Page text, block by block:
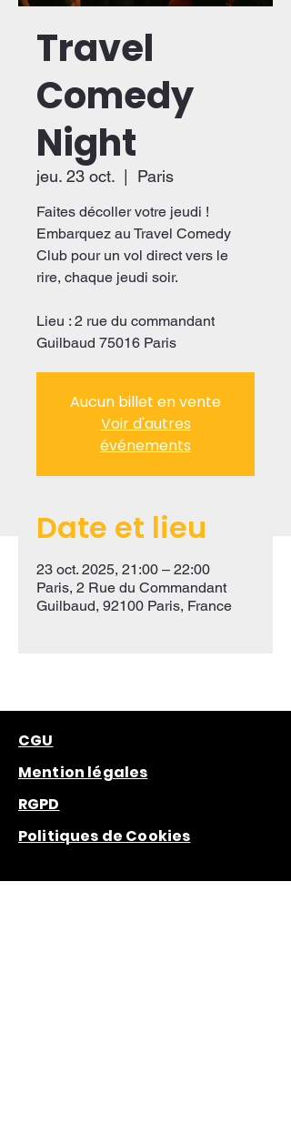
Travel
Comedy
Night
jeu. 23 oct.
  |
Paris
Faites décoller votre jeudi !
Embarquez au Travel Comedy
Club pour un vol direct vers le
rire, chaque jeudi soir.
Lieu : 2 rue du commandant
Guilbaud 75016 Paris
Aucun billet en vente
Voir d'autres
événements
Date et lieu
23 oct. 2025, 21:00 – 22:00
Paris, 2 Rue du Commandant
Guilbaud, 92100 Paris, France
CGU
Mention légales
RGPD
Politiques de Cookies